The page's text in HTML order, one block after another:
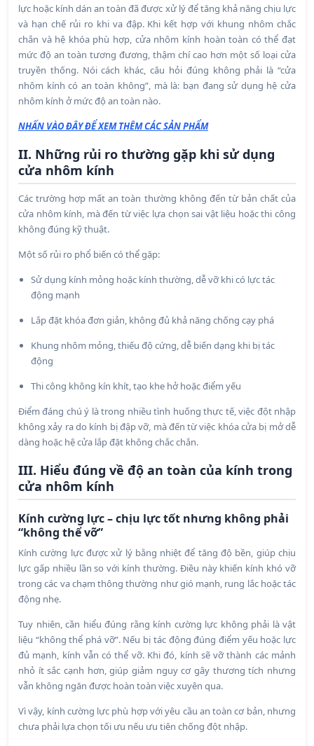
lực hoặc kính dán an toàn đã được xử lý để tăng khả năng chịu lực
và hạn chế rủi ro khi va đập. Khi kết hợp với khung nhôm chắc
chắn và hệ khóa phù hợp, cửa nhôm kính hoàn toàn có thể đạt
mức độ an toàn tương đương, thậm chí cao hơn một số loại cửa
truyền thống. Nói cách khác, câu hỏi đúng không phải là “cửa
nhôm kính có an toàn không”, mà là: bạn đang sử dụng hệ cửa
nhôm kính ở mức độ an toàn nào.
NHẤN VÀO ĐÂY ĐỂ XEM THÊM CÁC SẢN PHẨM
II. Những rủi ro thường gặp khi sử dụng
cửa nhôm kính
Các trường hợp mất an toàn thường không đến từ bản chất của
cửa nhôm kính, mà đến từ việc lựa chọn sai vật liệu hoặc thi công
không đúng kỹ thuật.
Một số rủi ro phổ biến có thể gặp:
Sử dụng kính mỏng hoặc kính thường, dễ vỡ khi có lực tác
động mạnh
Lắp đặt khóa đơn giản, không đủ khả năng chống cạy phá
Khung nhôm mỏng, thiếu độ cứng, dễ biến dạng khi bị tác
động
Thi công không kín khít, tạo khe hở hoặc điểm yếu
Điểm đáng chú ý là trong nhiều tình huống thực tế, việc đột nhập
không xảy ra do kính bị đập vỡ, mà đến từ việc khóa cửa bị mở dễ
dàng hoặc hệ cửa lắp đặt không chắc chắn.
III. Hiểu đúng về độ an toàn của kính trong
cửa nhôm kính
Kính cường lực – chịu lực tốt nhưng không phải
“không thể vỡ”
Kính cường lực được xử lý bằng nhiệt để tăng độ bền, giúp chịu
lực gấp nhiều lần so với kính thường. Điều này khiến kính khó vỡ
trong các va chạm thông thường như gió mạnh, rung lắc hoặc tác
động nhẹ.
Tuy nhiên, cần hiểu đúng rằng kính cường lực không phải là vật
liệu “không thể phá vỡ”. Nếu bị tác động đúng điểm yếu hoặc lực
đủ mạnh, kính vẫn có thể vỡ. Khi đó, kính sẽ vỡ thành các mảnh
nhỏ ít sắc cạnh hơn, giúp giảm nguy cơ gây thương tích nhưng
vẫn không ngăn được hoàn toàn việc xuyên qua.
Vì vậy, kính cường lực phù hợp với yêu cầu an toàn cơ bản, nhưng
chưa phải lựa chọn tối ưu nếu ưu tiên chống đột nhập.